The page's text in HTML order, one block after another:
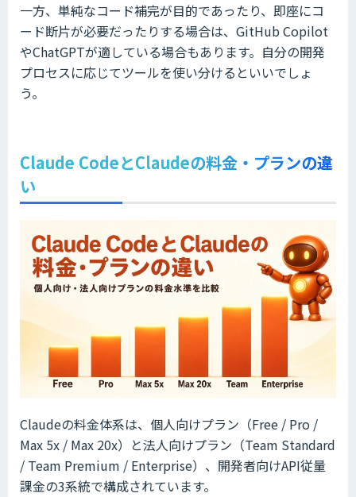
一方、単純なコード補完が目的であったり、即座にコ
ード断片が必要だったりする場合は、GitHub Copilot
やChatGPTが適している場合もあります。自分の開発
プロセスに応じてツールを使い分けるといいでしょ
う。
Claude CodeとClaudeの料金・プランの違
い
Claudeの料金体系は、個人向けプラン（Free / Pro /
Max 5x / Max 20x）と法人向けプラン（Team Standard
/ Team Premium / Enterprise）、開発者向けAPI従量
課金の3系統で構成されています。